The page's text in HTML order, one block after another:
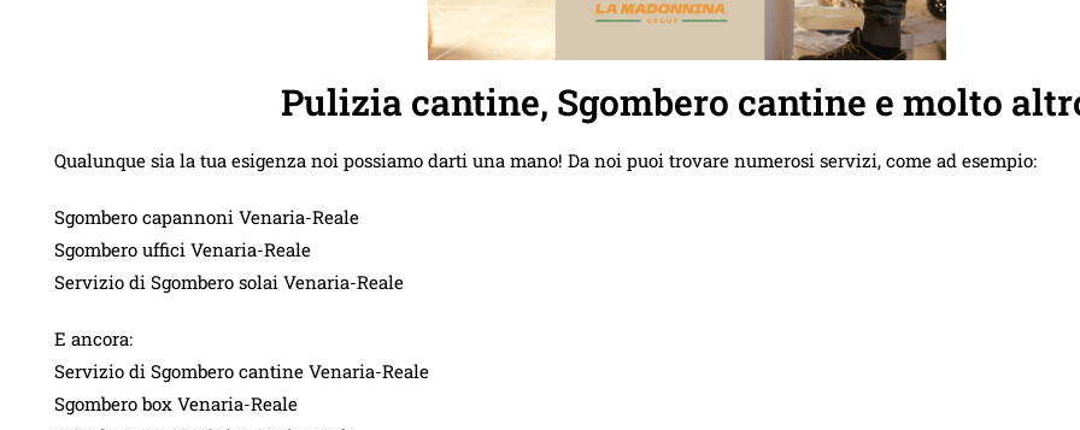
Pulizia cantine, Sgombero cantine e molto
Qualunque sia la tua esigenza noi possiamo darti una mano! Da noi puoi trovare numerosi servizi, come ad esempio:
Sgombero capannoni Venaria-Reale
Sgombero uffici Venaria-Reale
Servizio di Sgombero solai Venaria-Reale
E ancora:
Servizio di Sgombero cantine Venaria-Reale
Sgombero box Venaria-Reale